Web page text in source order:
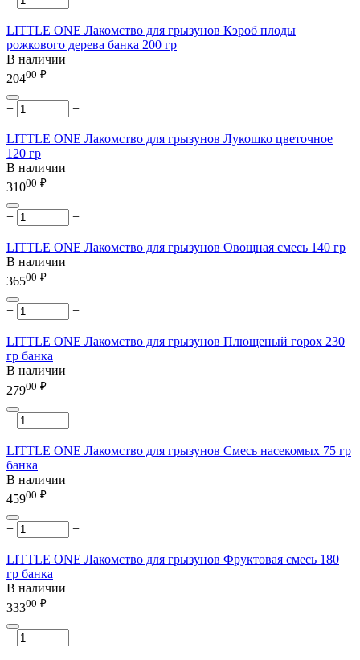
LITTLE ONE Лакомство для грызунов Кэроб плоды
рожкового дерева банка 200 гр
В наличии
20400 ₽
+ −
LITTLE ONE Лакомство для грызунов Лукошко цветочное
120 гр
В наличии
31000 ₽
+ −
LITTLE ONE Лакомство для грызунов Овощная смесь 140 гр
В наличии
36500 ₽
+ −
LITTLE ONE Лакомство для грызунов Плющеный горох 230
гр банка
В наличии
27900 ₽
+ −
LITTLE ONE Лакомство для грызунов Смесь насекомых 75 гр
банка
В наличии
45900 ₽
+ −
LITTLE ONE Лакомство для грызунов Фруктовая смесь 180
гр банка
В наличии
33300 ₽
+ −